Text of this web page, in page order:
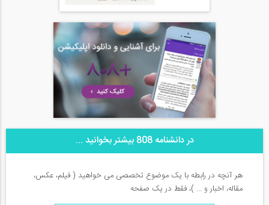
در دانشنامه 808 بیشتر بخوانید ...
هر آنچه در رابطه با یک موضوع تخصصی می خواهید ( فیلم، عکس،
مقاله، اخبار و ... )، فقط در یک صفحه